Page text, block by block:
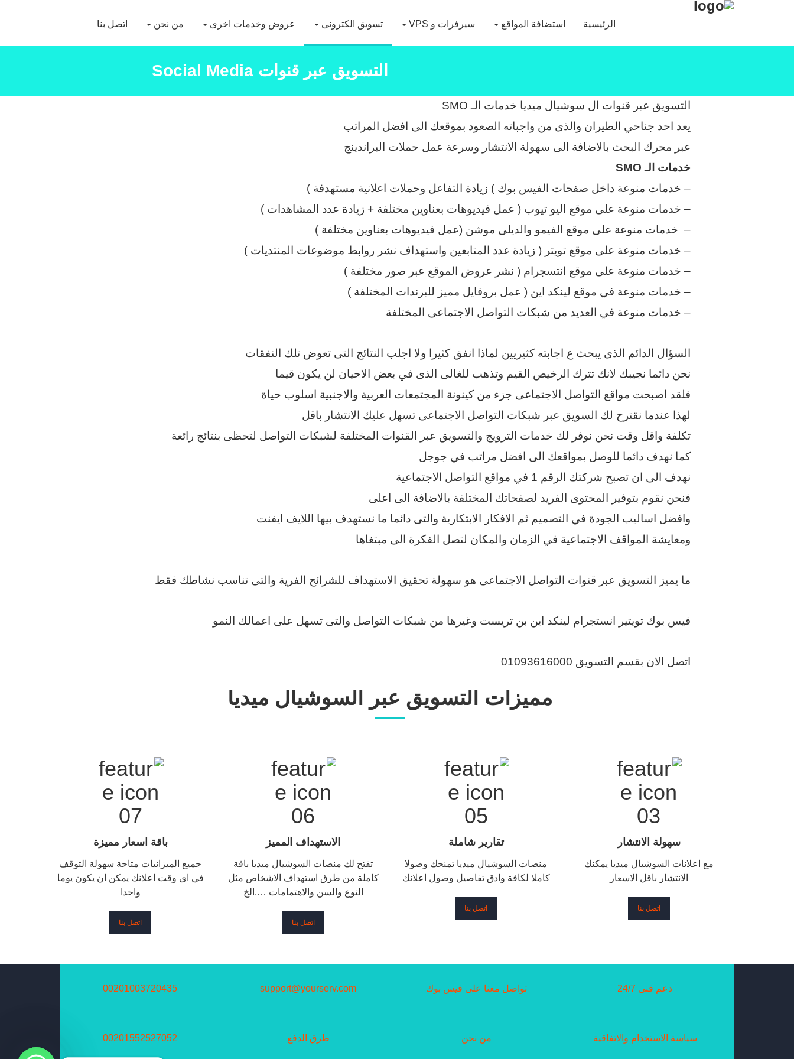
الرئيسية استضافة المواقع سيرفرات و VPS تسويق الكترونى عروض وخدمات اخرى من نحن اتصل بنا
التسويق عبر قنوات Social Media
التسويق عبر قنوات ال سوشيال ميديا خدمات الـ SMO
يعد احد جناحي الطيران والذى من واجباته الصعود بموقعك الى افضل المراتب
عبر محرك البحث بالاضافة الى سهولة الانتشار وسرعة عمل حملات البراندينج
خدمات الـ SMO
– خدمات منوعة داخل صفحات الفيس بوك ) زيادة التفاعل وحملات اعلانية مستهدفة )
– خدمات منوعة على موقع اليو تيوب ( عمل فيديوهات بعناوين مختلفة + زيادة عدد المشاهدات )
– خدمات منوعة على موقع الفيمو والديلى موشن (عمل فيديوهات بعناوين مختلفة )
– خدمات منوعة على موقع تويتر ( زيادة عدد المتابعين واستهداف نشر روابط موضوعات المنتديات )
– خدمات منوعة على موقع انتسجرام ( نشر عروض الموقع عبر صور مختلفة )
– خدمات منوعة في موقع لينكد اين ( عمل بروفايل مميز للبرندات المختلفة )
– خدمات منوعة في العديد من شبكات التواصل الاجتماعى المختلفة
السؤال الدائم الذى يبحث ع اجابته كثيريين لماذا انفق كثيرا ولا اجلب النتائج التى تعوض تلك النفقات
نحن دائما نجيبك لانك تترك الرخيص القيم وتذهب للغالى الذى في بعض الاحيان لن يكون قيما
فلقد اصبحت مواقع التواصل الاجتماعى جزء من كينونة المجتمعات العربية والاجنبية اسلوب حياة
لهذا عندما نقترح لك السويق عبر شبكات التواصل الاجتماعى تسهل عليك الانتشار باقل
تكلفة واقل وقت نحن نوفر لك خدمات الترويج والتسويق عبر القنوات المختلفة لشبكات التواصل لتحظى بنتائج رائعة
كما نهدف دائما للوصل بمواقعك الى افضل مراتب في جوجل
نهدف الى ان تصبح شركتك الرقم 1 في مواقع التواصل الاجتماعية
فنحن نقوم بتوفير المحتوى الفريد لصفحاتك المختلفة بالاضافة الى اعلى
وافضل اساليب الجودة في التصميم ثم الافكار الابتكارية والتى دائما ما نستهدف بيها اللايف ايفنت
ومعايشة المواقف الاجتماعية في الزمان والمكان لتصل الفكرة الى مبتغاها
ما يميز التسويق عبر قنوات التواصل الاجتماعى هو سهولة تحقيق الاستهداف للشرائح الفرية والتى تناسب نشاطك فقط
فيس بوك تويتير انستجرام لينكد اين بن تريست وغيرها من شبكات التواصل والتى تسهل على اعمالك النمو
اتصل الان بقسم التسويق 01093616000
مميزات التسويق عبر السوشيال ميديا
باقة اسعار مميزة
جميع الميزانيات متاحة سهولة التوقف
في اى وقت اعلانك يمكن ان يكون يوما
واحدا
اتصل بنا
الاستهداف المميز
تفتح لك منصات السوشيال ميديا باقة
كاملة من طرق استهداف الاشخاص مثل
النوع والسن والاهتمامات ….الخ
اتصل بنا
تقارير شاملة
منصات السوشيال ميديا تمنحك وصولا
كاملا لكافة وادق تفاصيل وصول اعلانك
اتصل بنا
سهولة الانتشار
مع اعلانات السوشيال ميديا يمكنك
الانتشار باقل الاسعار
اتصل بنا
00201003720435 support@yourserv.com تواصل معنا على فيس بوك دعم فنى 24/7
00201552527052 طرق الدفع من نحن سياسة الاستخدام والاتفاقية